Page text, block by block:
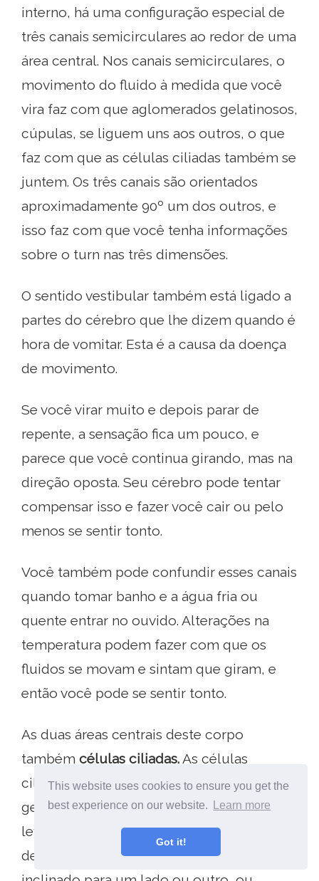
This website uses cookies to ensure you get the
best experience on our website.
Learn more
Got it!
interno, há uma configuração especial de
três canais semicirculares ao redor de uma
área central. Nos canais semicirculares, o
movimento do fluido à medida que você
vira faz com que aglomerados gelatinosos,
cúpulas, se liguem uns aos outros, o que
faz com que as células ciliadas também se
juntem. Os três canais são orientados
aproximadamente 90º um dos outros, e
isso faz com que você tenha informações
sobre o turn nas três dimensões.
O sentido vestibular também está ligado a
partes do cérebro que lhe dizem quando é
hora de vomitar. Esta é a causa da doença
de movimento.
Se você virar muito e depois parar de
repente, a sensação fica um pouco, e
parece que você continua girando, mas na
direção oposta. Seu cérebro pode tentar
compensar isso e fazer você cair ou pelo
menos se sentir tonto.
Você também pode confundir esses canais
quando tomar banho e a água fria ou
quente entrar no ouvido. Alterações na
temperatura podem fazer com que os
fluidos se movam e sintam que giram, e
então você pode se sentir tonto.
As duas áreas centrais deste corpo
também células ciliadas.As células
ciliadas são incrustadas em caroços
gelatinosos chamados máculas, que os
levarão em uma direção ou outra,
dependendo se você está virado para cima,